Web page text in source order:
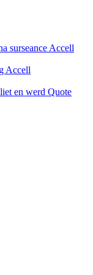
surseance Accell
Accell
en werd Quote